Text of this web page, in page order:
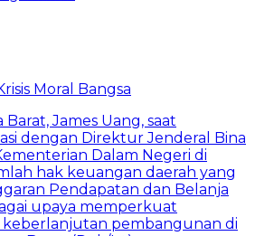
Moral Bangsa